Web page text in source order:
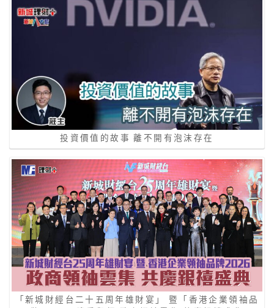
投資價值的故事 離不開有泡沫存在
「新城財經台二十五周年雄財宴」 暨「香港企業領袖品